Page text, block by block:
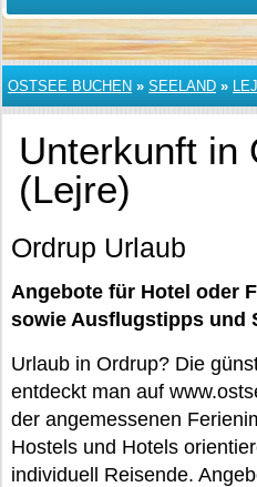
OSTSEE BUCHEN » SEELAND »
Unterkunft in
(Lejre)
Ordrup Urlaub
Angebote für Hotel oder
sowie Ausflugstipps und
Urlaub in Ordrup? Die
entdeckt man auf
der angemessenen
Hostels und Hotels
individuell Reisende.